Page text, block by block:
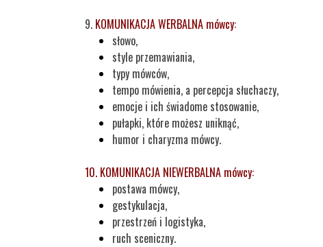
9. KOMUNIKACJA WERBALNA mówcy:
słowo,
style przemawiania,
typy mówców,
tempo mówienia, a percepcja słuchaczy,
emocje i ich świadome stosowanie,
pułapki, które możesz uniknąć,
humor i charyzma mówcy.
10. KOMUNIKACJA NIEWERBALNA mówcy:
postawa mówcy,
gestykulacja,
przestrzeń i logistyka,
ruch sceniczny.